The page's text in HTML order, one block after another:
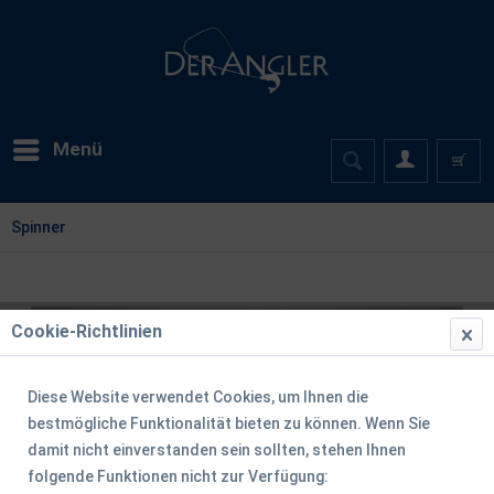
Menü
Spinner
Cookie-Richtlinien
Diese Website verwendet Cookies, um Ihnen die
bestmögliche Funktionalität bieten zu können. Wenn Sie
damit nicht einverstanden sein sollten, stehen Ihnen
folgende Funktionen nicht zur Verfügung: